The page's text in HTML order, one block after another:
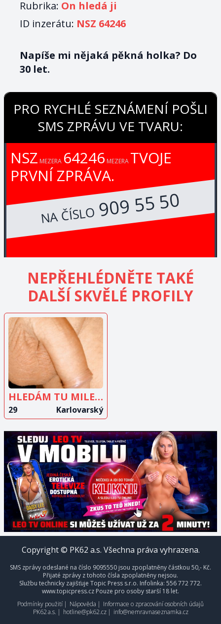
Rubrika: On hledá ji
ID inzerátu: NSZ 64246
Napíše mi nějaká pěkná holka? Do
30 let.
PRO RYCHLÉ SEZNÁMENÍ POŠLI
SMS ZPRÁVU VE TVARU:
NSZ MEZERA 64246 MEZERA TVOJE
PRVNÍ ZPRÁVA.
NA ČÍSLO909 55 50
NEPŘEHLÉDNĚTE TAKÉ
DALŠÍ SKVĚLÉ PROFILY
ZOBRAZIT
INZERÁT
HLEDÁM TU MILENKU
29 Karlovarský
Copyright © PK62 a.s. Všechna práva vyhrazena.
SMS zprávy odeslané na číslo 9095550 jsou zpoplatněny částkou 50,- Kč.
Přijaté zprávy z tohoto čísla zpoplatněny nejsou.
Službu technicky zajišťuje Topic Press s.r.o. Infolinka: 556 772 772.
www.topicpress.cz Pouze pro osoby starší 18 let.
Podmínky použití | Nápověda | Informace o zpracování osobních údajů
PK62 a.s. | hotline@pk62.cz| info@nemravnaseznamka.cz